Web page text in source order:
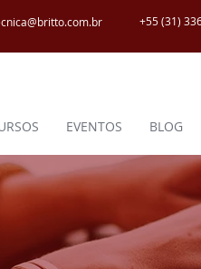
+55 (31)
EVENTOS BLOG